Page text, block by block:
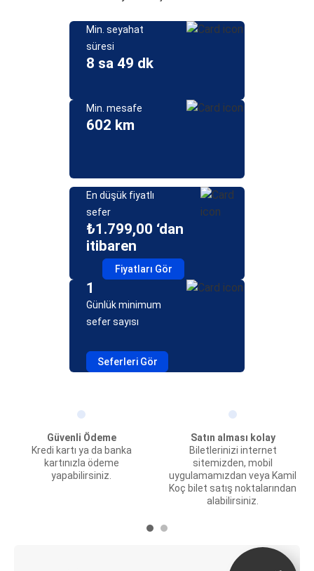
Min. seyahat
süresi
8 sa 49 dk
Min. mesafe
602 km
En düşük fiyatlı
sefer
₺1.799,00 ‘dan
itibaren
Fiyatları Gör
1
Günlük minimum
sefer sayısı
Seferleri Gör
Güvenli Ödeme
Kredi kartı ya da banka
kartınızla ödeme
yapabilirsiniz.
Satın alması kolay
Biletlerinizi internet
sitemizden, mobil
uygulamamızdan veya Kamil
Koç bilet satış noktalarından
alabilirsiniz.